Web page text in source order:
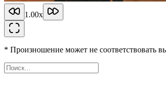
1.00x
* Произношение может не соответствовать